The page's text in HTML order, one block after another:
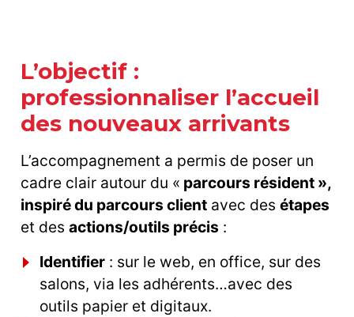
L’objectif :
professionnaliser l’accueil
des nouveaux arrivants
L’accompagnement a permis de poser un
cadre clair autour du « parcours résident »,
inspiré du parcours client avec des étapes
et des actions/outils précis :
Identifier : sur le web, en office, sur des
salons, via les adhérents…avec des
outils papier et digitaux.